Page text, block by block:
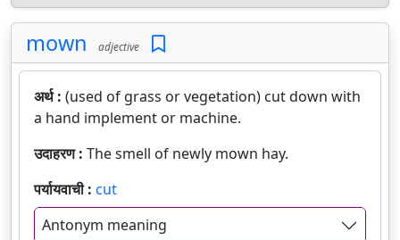
mown adjective
अर्थ : (used of grass or vegetation) cut down with
a hand implement or machine.
उदाहरण : The smell of newly mown hay.
पर्यायवाची : cut
Antonym meaning